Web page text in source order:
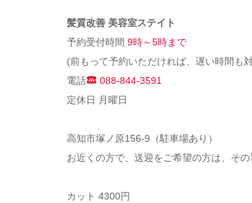
髪質改善 美容室ステイト
予約受付時間 9時～5時まで
(前もって予約いただければ、遅い時間も
電話
088-844-3591
定休日 月曜日
高知市塚ノ原156-9（駐車場あり）
お近くの方で、送迎をご希望の方は、その
カット 4300円